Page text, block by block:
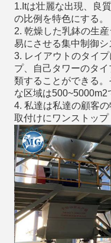
1.Itは壮麗な出現、良
の比例を特色にする。
2. 乾燥した乳鉢の生
易にさせる集中制御シ
3. レイアウトのタイ
プ、自己タワーのタ
類することができる
な区域は500~5000m2
4. 私達は私達の顧客
取付けにワンストップ